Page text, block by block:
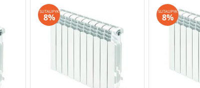
SUTAUPYK
8%
SUTAUPYK
8%